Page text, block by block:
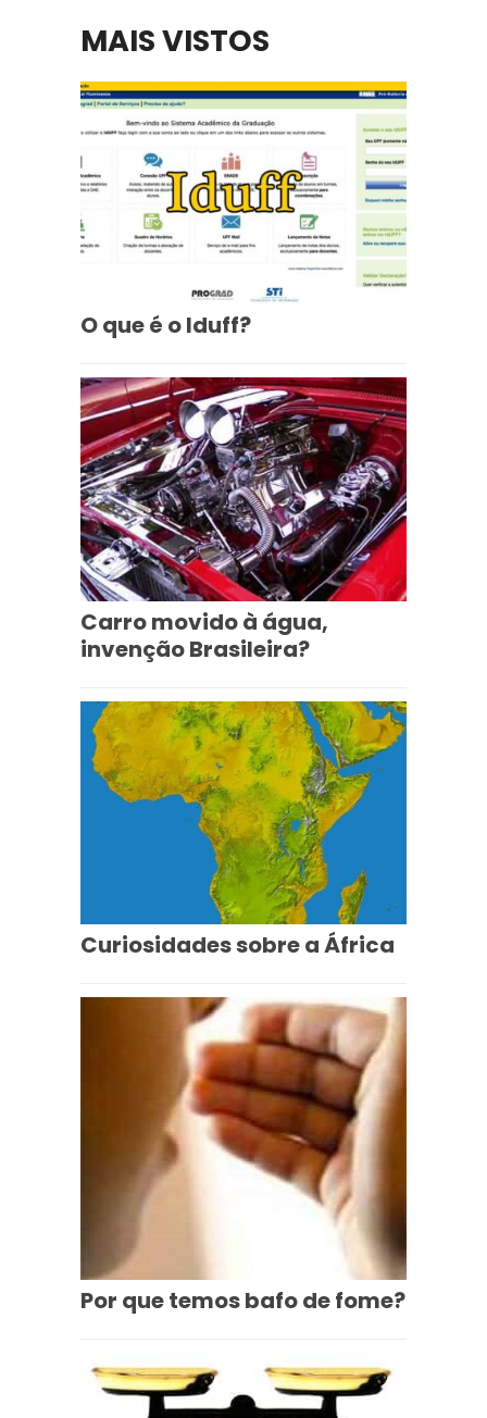
MAIS VISTOS
O que é o Iduff?
Carro movido à água,
invenção Brasileira?
Curiosidades sobre a África
Por que temos bafo de fome?